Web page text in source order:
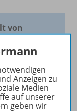
von
Anzeigen zu
Medien
auf unserer
geben wir